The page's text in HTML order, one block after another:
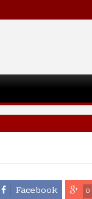
Facebook 0